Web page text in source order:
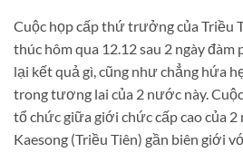
Cuộc họp cấp thứ trưởng của Triều
thúc hôm qua 12.12 sau 2 ngày
lại kết quả gì, cũng như chẳng hứa
trong tương lai của 2 nước này.
tổ chức giữa giới chức cấp cao của
Kaesong (Triều Tiên) gần biên giới